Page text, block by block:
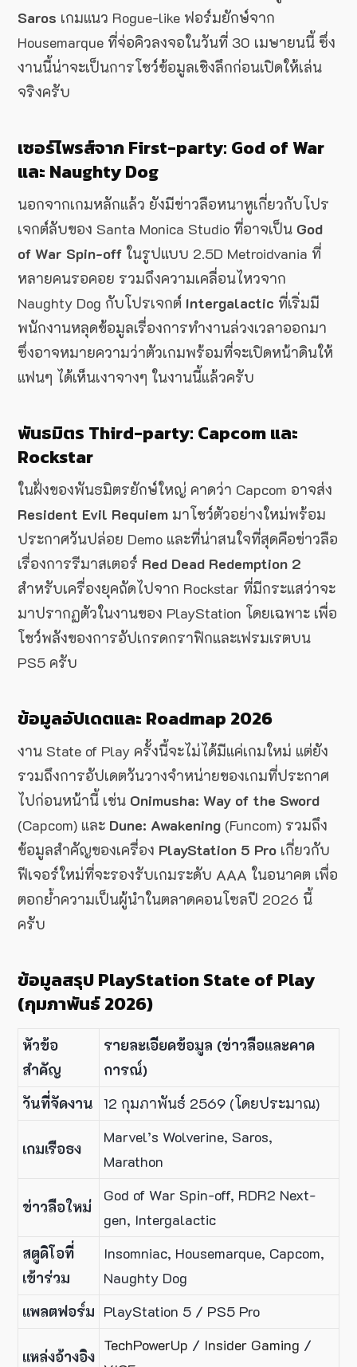
Saros เกมแนว Rogue-like ฟอร์มยักษ์จาก
Housemarque ที่จ่อคิวลงจอในวันที่ 30 เมษายนนี้ ซึ่ง
งานนี้น่าจะเป็นการโชว์ข้อมูลเชิงลึกก่อนเปิดให้เล่น
จริงครับ
เซอร์ไพรส์จาก First-party: God of War
และ Naughty Dog
นอกจากเกมหลักแล้ว ยังมีข่าวลือหนาหูเกี่ยวกับโปร
เจกต์ลับของ Santa Monica Studio ที่อาจเป็น God
of War Spin-off ในรูปแบบ 2.5D Metroidvania ที่
หลายคนรอคอย รวมถึงความเคลื่อนไหวจาก
Naughty Dog กับโปรเจกต์ Intergalactic ที่เริ่มมี
พนักงานหลุดข้อมูลเรื่องการทำงานล่วงเวลาออกมา
ซึ่งอาจหมายความว่าตัวเกมพร้อมที่จะเปิดหน้าดินให้
แฟนๆ ได้เห็นเงาจางๆ ในงานนี้แล้วครับ
พันธมิตร Third-party: Capcom และ
Rockstar
ในฝั่งของพันธมิตรยักษ์ใหญ่ คาดว่า Capcom อาจส่ง
Resident Evil Requiem มาโชว์ตัวอย่างใหม่พร้อม
ประกาศวันปล่อย Demo และที่น่าสนใจที่สุดคือข่าวลือ
เรื่องการรีมาสเตอร์ Red Dead Redemption 2
สำหรับเครื่องยุคถัดไปจาก Rockstar ที่มีกระแสว่าจะ
มาปรากฏตัวในงานของ PlayStation โดยเฉพาะ เพื่อ
โชว์พลังของการอัปเกรดกราฟิกและเฟรมเรตบน
PS5 ครับ
ข้อมูลอัปเดตและ Roadmap 2026
งาน State of Play ครั้งนี้จะไม่ได้มีแค่เกมใหม่ แต่ยัง
รวมถึงการอัปเดตวันวางจำหน่ายของเกมที่ประกาศ
ไปก่อนหน้านี้ เช่น Onimusha: Way of the Sword
(Capcom) และ Dune: Awakening (Funcom) รวมถึง
ข้อมูลสำคัญของเครื่อง PlayStation 5 Pro เกี่ยวกับ
ฟีเจอร์ใหม่ที่จะรองรับเกมระดับ AAA ในอนาคต เพื่อ
ตอกย้ำความเป็นผู้นำในตลาดคอนโซลปี 2026 นี้
ครับ
ข้อมูลสรุป PlayStation State of Play
(กุมภาพันธ์ 2026)
หัวข้อ
สำคัญ
รายละเอียดข้อมูล (ข่าวลือและคาด
การณ์)
วันที่จัดงาน 12 กุมภาพันธ์ 2569 (โดยประมาณ)
เกมเรือธง
Marvel’s Wolverine, Saros,
Marathon
ข่าวลือใหม่
God of War Spin-off, RDR2 Next-
gen, Intergalactic
สตูดิโอที่
เข้าร่วม
Insomniac, Housemarque, Capcom,
Naughty Dog
แพลตฟอร์ม PlayStation 5 / PS5 Pro
แหล่งอ้างอิง
TechPowerUp / Insider Gaming /